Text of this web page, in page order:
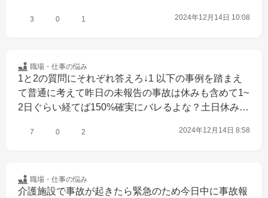
3 0 1 2024年12月14日 10:08
職場・仕事の悩み
1と2の質問にそれぞれ答えろ↓1 以下の事例を踏まえ
て普通に考えて昨日の未報告の事故は休みも含めて1~
2日ぐらい経てば150%確実にバレるよな？土日休み…
7 0 2 2024年12月14日 8:58
職場・仕事の悩み
介護施設で事故が起きたら緊急のため今日中に事故報